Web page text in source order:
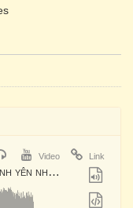
Video Link
quê xưa | Blues Rock)